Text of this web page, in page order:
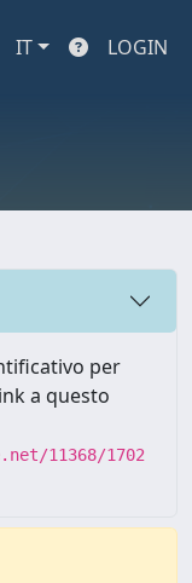
IT LOGIN
per
a questo
11368/1702